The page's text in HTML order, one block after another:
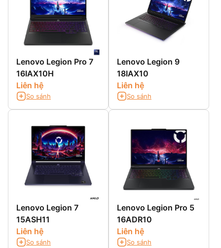
Lenovo Legion Pro 7
16IAX10H
Liên hệ
So sánh
Lenovo Legion 9
18IAX10
Liên hệ
So sánh
Lenovo Legion 7
15ASH11
Liên hệ
So sánh
Lenovo Legion Pro 5
16ADR10
Liên hệ
So sánh